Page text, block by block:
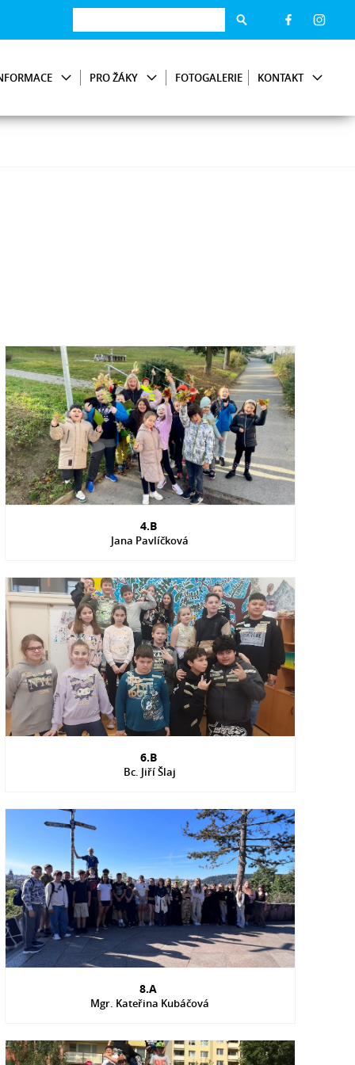
PRO ŽÁKY FOTOGALERIE KONTAKT
4.B
Jana Pavlíčková
6.B
Bc. Jiří Šlaj
8.A
Mgr. Kateřina Kubáčová